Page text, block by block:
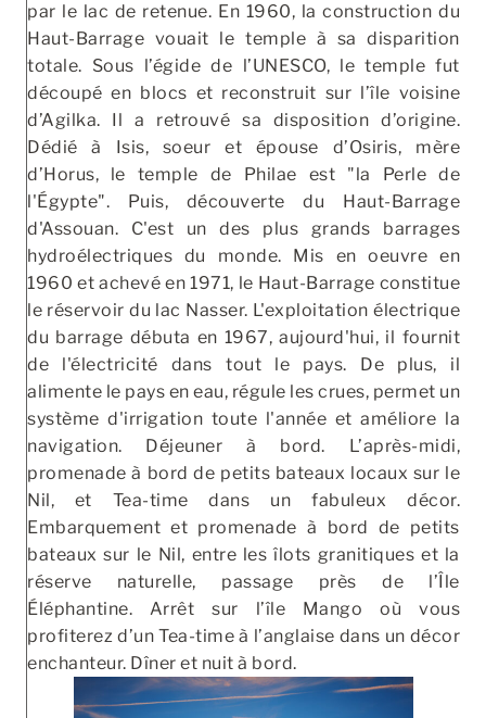
par le lac de retenue. En 1960, la construction du
Haut-Barrage vouait le temple à sa disparition
totale. Sous l’égide de l’UNESCO, le temple fut
découpé en blocs et reconstruit sur l’île voisine
d’Agilka. Il a retrouvé sa disposition d’origine.
Dédié à Isis, soeur et épouse d’Osiris, mère
d’Horus, le temple de Philae est "la Perle de
l'Égypte". Puis, découverte du Haut-Barrage
d'Assouan. C'est un des plus grands barrages
hydroélectriques du monde. Mis en oeuvre en
1960 et achevé en 1971, le Haut-Barrage constitue
le réservoir du lac Nasser. L'exploitation électrique
du barrage débuta en 1967, aujourd'hui, il fournit
de l'électricité dans tout le pays. De plus, il
alimente le pays en eau, régule les crues, permet un
système d'irrigation toute l'année et améliore la
navigation. Déjeuner à bord. L’après-midi,
promenade à bord de petits bateaux locaux sur le
Nil, et Tea-time dans un fabuleux décor.
Embarquement et promenade à bord de petits
bateaux sur le Nil, entre les îlots granitiques et la
réserve naturelle, passage près de l’Île
Éléphantine. Arrêt sur l’île Mango où vous
profiterez d’un Tea-time à l’anglaise dans un décor
enchanteur. Dîner et nuit à bord.